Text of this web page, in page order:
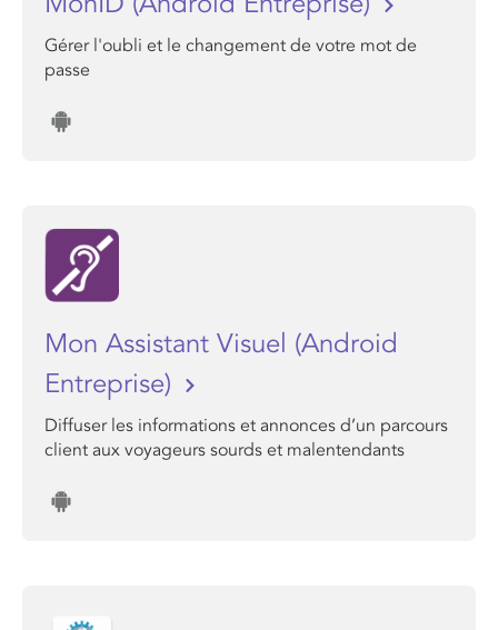
Gérer l'oubli et le changement de votre mot de
passe
Mon Assistant Visuel (Android
Entreprise)
Diffuser les informations et annonces d’un parcours
client aux voyageurs sourds et malentendants